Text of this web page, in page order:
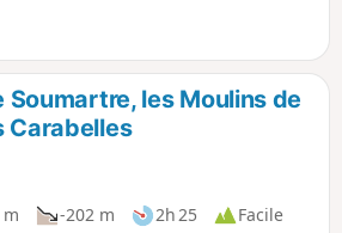
permet de découvrir 15
capitelles, parmi les nombreuses
de Faugères. Le parcours est
Bleu.
Soumartre, les Moulins de
Carabelles
m -202 m 2h 25
Facile